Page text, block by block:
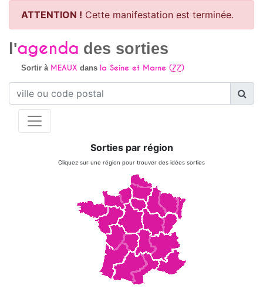
ATTENTION ! Cette manifestation est terminée.
l'agenda des sorties
Sortir à MEAUX dans la Seine et Marne (77)
Sorties par région
Cliquez sur une région pour trouver des idées sorties